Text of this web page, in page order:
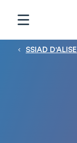
Fil d'Ariane
SSIAD
Panneau de